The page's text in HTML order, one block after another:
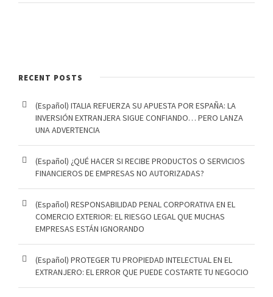
RECENT POSTS
(Español) ITALIA REFUERZA SU APUESTA POR ESPAÑA: LA
INVERSIÓN EXTRANJERA SIGUE CONFIANDO… PERO LANZA
UNA ADVERTENCIA
(Español) ¿QUÉ HACER SI RECIBE PRODUCTOS O SERVICIOS
FINANCIEROS DE EMPRESAS NO AUTORIZADAS?
(Español) RESPONSABILIDAD PENAL CORPORATIVA EN EL
COMERCIO EXTERIOR: EL RIESGO LEGAL QUE MUCHAS
EMPRESAS ESTÁN IGNORANDO
(Español) PROTEGER TU PROPIEDAD INTELECTUAL EN EL
EXTRANJERO: EL ERROR QUE PUEDE COSTARTE TU NEGOCIO